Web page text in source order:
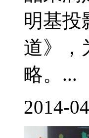
明基投
道》，
略。...
2014-